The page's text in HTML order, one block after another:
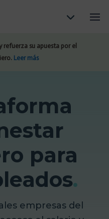
refuerza su apuesta por el
Leer más
para
.
empresas del